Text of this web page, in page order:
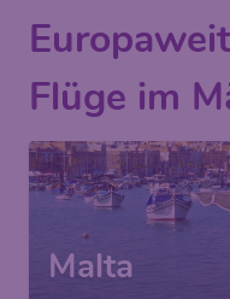
Flüge im
Malta